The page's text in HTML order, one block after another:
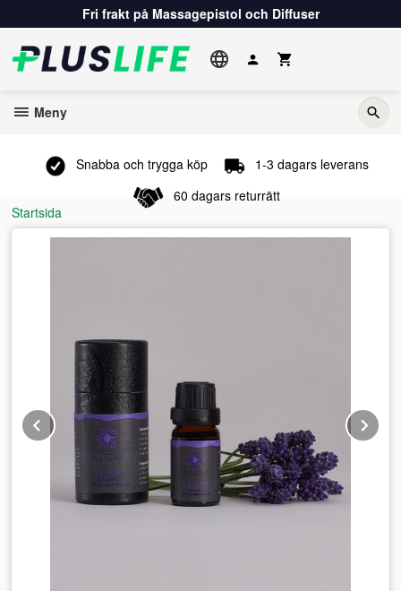
till
innehåll
Fri frakt på Massagepistol och Diffuser
Meny
Snabba och trygga köp
1-3 dagars leverans
60 dagars returrätt
Startsida
Prev